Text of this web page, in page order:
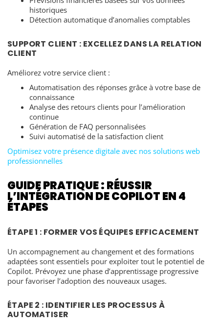
historiques
Détection automatique d’anomalies comptables
SUPPORT CLIENT : EXCELLEZ DANS LA RELATION
CLIENT
Améliorez votre service client :
Automatisation des réponses grâce à votre base de
connaissance
Analyse des retours clients pour l’amélioration
continue
Génération de FAQ personnalisées
Suivi automatisé de la satisfaction client
Optimisez votre présence digitale avec nos solutions web
professionnelles
GUIDE PRATIQUE : RÉUSSIR
L’INTÉGRATION DE COPILOT EN 4
ÉTAPES
ÉTAPE 1 : FORMER VOS ÉQUIPES EFFICACEMENT
Un accompagnement au changement et des formations
adaptées sont essentiels pour exploiter tout le potentiel de
Copilot. Prévoyez une phase d’apprentissage progressive
pour favoriser l’adoption des nouveaux usages.
ÉTAPE 2 : IDENTIFIER LES PROCESSUS À
AUTOMATISER